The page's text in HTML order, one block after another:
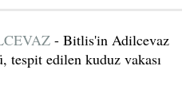
- Bitlis'in Adilcevaz
tespit edilen kuduz vakası